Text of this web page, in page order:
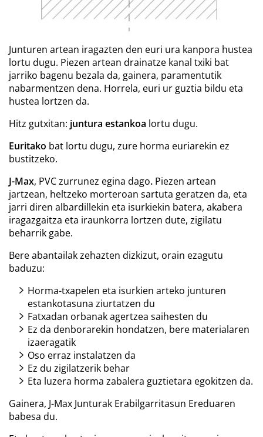
Junturen artean iragazten den euri ura kanpora hustea
lortu dugu. Piezen artean drainatze kanal txiki bat
jarriko bagenu bezala da, gainera, paramentutik
nabarmentzen dena. Horrela, euri ur guztia bildu eta
hustea lortzen da.
Hitz gutxitan: juntura estankoa lortu dugu.
Euritako bat lortu dugu, zure horma euriarekin ez
bustitzeko.
J-Max, PVC zurrunez egina dago. Piezen artean
jartzean, heltzeko morteroan sartuta geratzen da, eta
jarri diren albardillekin eta isurkiekin batera, akabera
iragazgaitza eta iraunkorra lortzen dute, zigilatu
beharrik gabe.
Bere abantailak zehazten dizkizut, orain ezagutu
baduzu:
Horma-txapelen eta isurkien arteko junturen
estankotasuna ziurtatzen du
Fatxadan orbanak agertzea saihesten du
Ez da denborarekin hondatzen, bere materialaren
izaeragatik
Oso erraz instalatzen da
Ez du zigilatzerik behar
Eta luzera horma zabalera guztietara egokitzen da.
Gainera, J-Max Junturak Erabilgarritasun Ereduaren
babesa du.